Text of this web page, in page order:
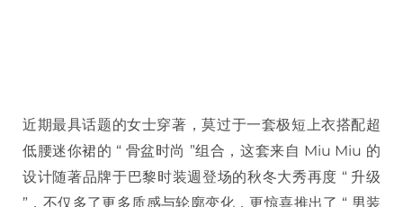
近期最具话题的女士穿著，莫过于一套极短上衣搭配超
低腰迷你裙的 “ 骨盆时尚 ”组合，这套来自 Miu Miu 的
设计随著品牌于巴黎时装週登场的秋冬大秀再度 “ 升级
”，不仅多了更多质感与轮廓变化，更惊喜推出了 “ 男装